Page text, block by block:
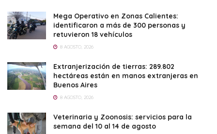
Mega Operativo en Zonas Calientes:
identificaron a más de 300 personas y
retuvieron 18 vehículos
8 AGOSTO, 2026
Extranjerización de tierras: 289.802
hectáreas están en manos extranjeras en
Buenos Aires
8 AGOSTO, 2026
Veterinaria y Zoonosis: servicios para la
semana del 10 al 14 de agosto